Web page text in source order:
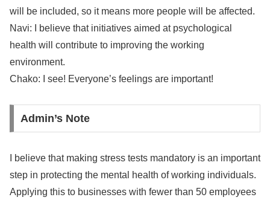
will be included, so it means more people will be affected.
Navi: I believe that initiatives aimed at psychological
health will contribute to improving the working
environment.
Chako: I see! Everyone’s feelings are important!
Admin’s Note
I believe that making stress tests mandatory is an important
step in protecting the mental health of working individuals.
Applying this to businesses with fewer than 50 employees